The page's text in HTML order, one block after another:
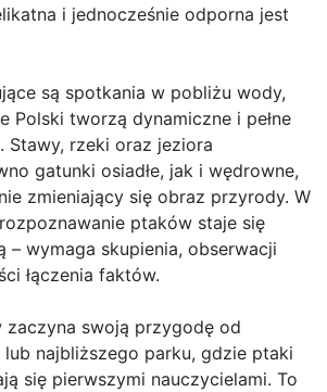
i jednocześnie odporna jest
są spotkania w pobliżu wody,
Polski tworzą dynamiczne i pełne
Stawy, rzeki oraz jeziora
gatunki osiadłe, jak i wędrowne,
zmieniający się obraz przyrody. W
ptaków staje się
– wymaga skupienia, obserwacji
łączenia faktów.
zaczyna swoją przygodę od
lub najbliższego parku, gdzie ptaki
się pierwszymi nauczycielami. To